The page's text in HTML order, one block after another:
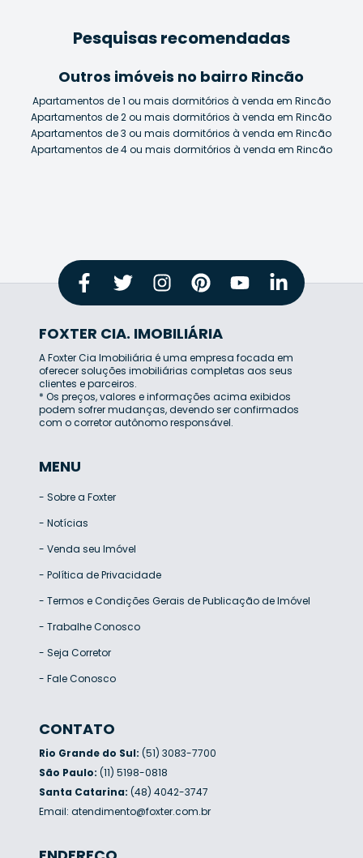
Pesquisas recomendadas
Outros imóveis no bairro Rincão
Apartamentos de 1 ou mais dormitórios à venda em Rincão
Apartamentos de 2 ou mais dormitórios à venda em Rincão
Apartamentos de 3 ou mais dormitórios à venda em Rincão
Apartamentos de 4 ou mais dormitórios à venda em Rincão
FOXTER CIA. IMOBILIÁRIA
A Foxter Cia Imobiliária é uma empresa focada em
oferecer soluções imobiliárias completas aos seus
clientes e parceiros.
* Os preços, valores e informações acima exibidos
podem sofrer mudanças, devendo ser confirmados
com o corretor autônomo responsável.
MENU
- Sobre a Foxter
- Notícias
- Venda seu Imóvel
- Política de Privacidade
- Termos e Condições Gerais de Publicação de Imóvel
- Trabalhe Conosco
- Seja Corretor
- Fale Conosco
CONTATO
Rio Grande do Sul: (51) 3083-7700
São Paulo: (11) 5198-0818
Santa Catarina: (48) 4042-3747
Email: atendimento@foxter.com.br